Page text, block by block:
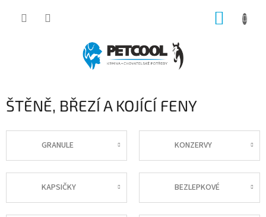
ŠTĚNĚ, BŘEZÍ A KOJÍCÍ FENY
GRANULE KONZERVY
KAPSIČKY BEZLEPKOVÉ